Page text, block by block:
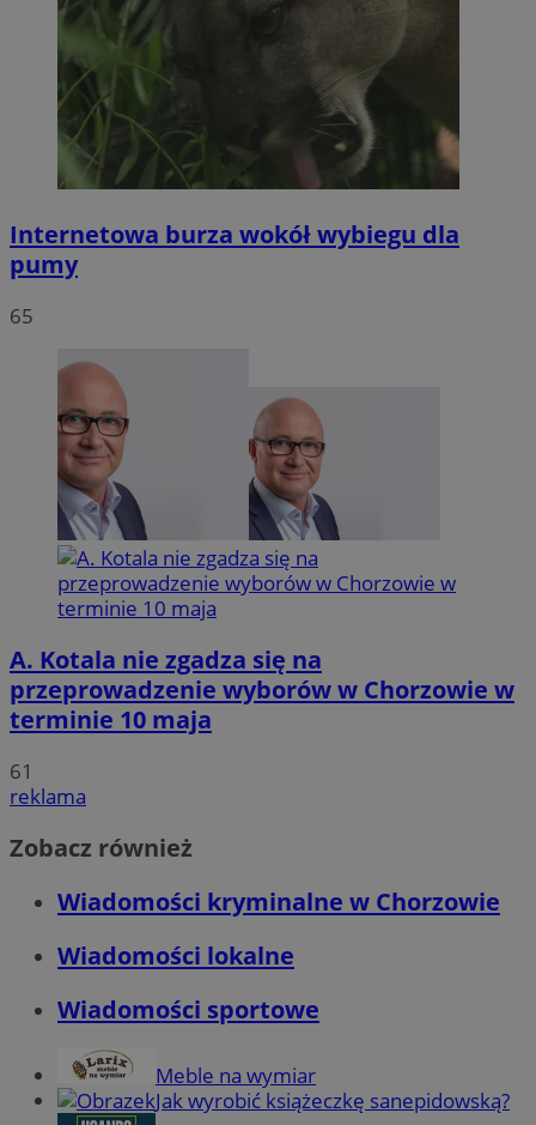
Internetowa burza wokół wybiegu dla
pumy
65
A. Kotala nie zgadza się na
przeprowadzenie wyborów w Chorzowie w
terminie 10 maja
61
reklama
Zobacz również
Wiadomości kryminalne w Chorzowie
Wiadomości lokalne
Wiadomości sportowe
Meble na wymiar
Jak wyrobić książeczkę sanepidowską?